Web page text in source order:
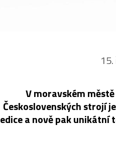
V moravském
Československých strojí
edice a nově pak unikátní